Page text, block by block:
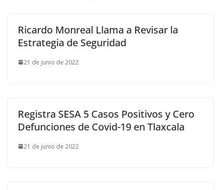
Ricardo Monreal Llama a Revisar la
Estrategia de Seguridad
21 de junio de 2022
Registra SESA 5 Casos Positivos y Cero
Defunciones de Covid-19 en Tlaxcala
21 de junio de 2022